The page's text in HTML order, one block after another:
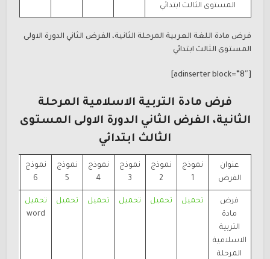
المستوى الثالث ابتدائي
فرض مادة اللغة العربية المرحلة الثانية، الفرض الثاني الدورة الاولى
المستوى الثالث ابتدائي
فرض مادة التربية الاسلامية المرحلة
الثانية، الفرض الثاني الدورة الاولى المستوى
الثالث ابتدائي
عنوان
الفرض
نموذج
1
نموذج
2
نموذج
3
نموذج
4
نموذج
5
نموذج
6
فرض
مادة
التربية
الاسلامية
المرحلة
تحميل تحميل تحميل تحميل تحميل
تحميل
word